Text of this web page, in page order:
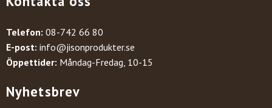
Telefon: 08-742 66 80
E-post: info@jisonprodukter.se
Öppettider: Måndag-Fredag, 10-15
Nyhetsbrev